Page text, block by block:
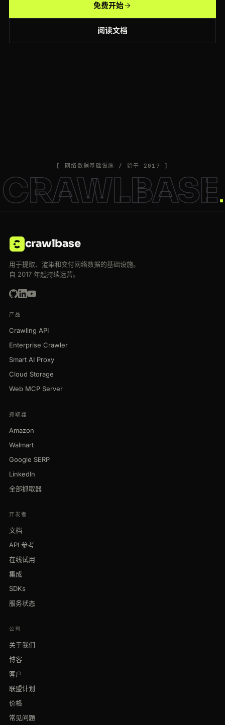
免费开始
阅读文档
[ 网络数据基础设施 / 始于 2017 ]
CRAWLBASE
crawlbase
用于提取、渲染和交付网络数据的基础设施。
自 2017 年起持续运营。
产品
Crawling API
Enterprise Crawler
Smart AI Proxy
Cloud Storage
Web MCP Server
抓取器
Amazon
Walmart
Google SERP
LinkedIn
全部抓取器
开发者
文档
API 参考
在线试用
集成
SDKs
服务状态
公司
关于我们
博客
客户
联盟计划
价格
常见问题